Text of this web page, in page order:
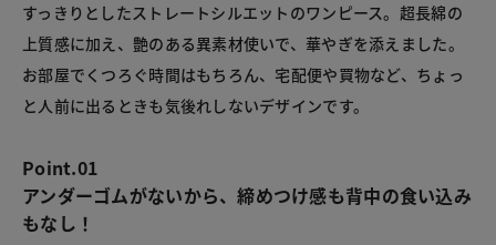
すっきりとしたストレートシルエットのワンピース。超長綿の
上質感に加え、艶のある異素材使いで、華やぎを添えました。
お部屋でくつろぐ時間はもちろん、宅配便や買物など、ちょっ
と人前に出るときも気後れしないデザインです。
Point.01
アンダーゴムがないから、締めつけ感も背中の食い込み
もなし！